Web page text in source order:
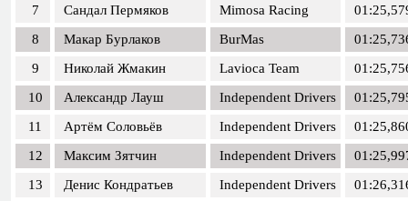
7
Сандал Пермяков Mimosa Racing
8
Макар Бурлаков BurMas
9
Николай Жмакин Lavioca Team
10
Александр Лауш Independent Drivers
11
Артём Соловьёв Independent Drivers
12
Максим Зятчин Independent Drivers
13
Денис Кондратьев Independent Drivers